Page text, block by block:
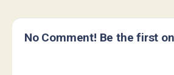
No Comment! Be the first